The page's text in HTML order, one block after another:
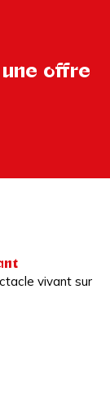
offre
vivant sur